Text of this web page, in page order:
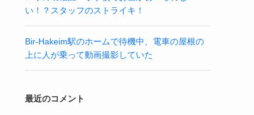
い！？スタッフのストライキ！
Bir-Hakeim駅のホームで待機中、電車の屋根の
上に人が乗って動画撮影していた
最近のコメント